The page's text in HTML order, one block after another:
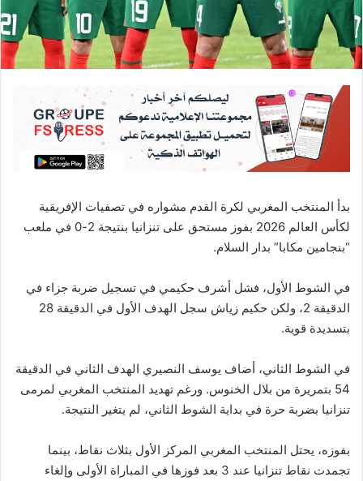
بدأ المنتخب المغربي لكرة القدم مشواره في تصفيات الإفريقية
لكأس العالم 2026 بفوز مستحق على تنزانيا بنتيجة 2-0 في ملعب
“بنجامين مكابا” بدار السلام.
في الشوط الأول، فشل أشرف حكيمي في تسجيل ضربة جزاء في
الدقيقة 2، ولكن حكيم زياش سجل الهدف الأول في الدقيقة 28
بتسديدة قوية.
في الشوط الثاني، أضاف يوسف النصيري الهدف الثاني في الدقيقة
54 بتمريرة من بلال الخنوس. ورغم تهديد المنتخب المغربي لمرمى
تنزانيا بضربة حرة في بداية الشوط الثاني، لم يتغير النتيجة.
بفوزه، يحتل المنتخب المغربي المركز الأول بثلاث نقاط، بينما
تجمدت نقاط تنزانيا عند 3 بعد فوزها في المباراة الأولى وإلغاء